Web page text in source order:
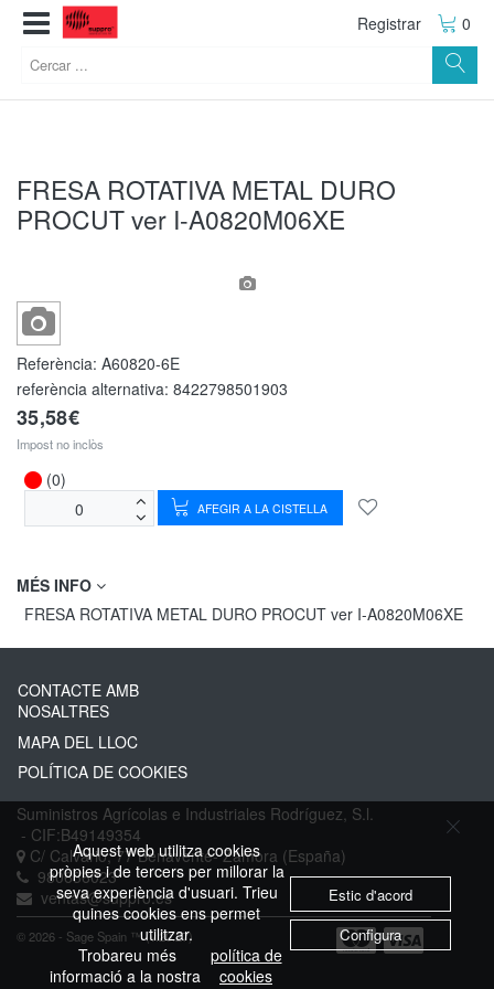
Registrar 0
FRESA ROTATIVA METAL DURO
PROCUT ver I-A0820M06XE
Referència: A60820-6E
referència alternativa: 8422798501903
35,58€
Impost no inclòs
(0)
AFEGIR A LA CISTELLA
MÉS INFO
FRESA ROTATIVA METAL DURO PROCUT ver I-A0820M06XE
CONTACTE AMB
NOSALTRES
MAPA DEL LLOC
POLÍTICA DE COOKIES
Suministros Agrícolas e Industriales Rodríguez, S.l.
- CIF:B49149354
C/ Calvario, 77Benavente-Zamora (España)
980636023
ventas@suppro.es
© 2026 - Sage Spain ™ (v.20.27)
Aquest web utilitza cookies
pròpies i de tercers per millorar la
seva experiència d'usuari. Trieu
quines cookies ens permet
utilitzar.
Trobareu més
informació a la nostra
política de
cookies
Estic d'acord
Configura